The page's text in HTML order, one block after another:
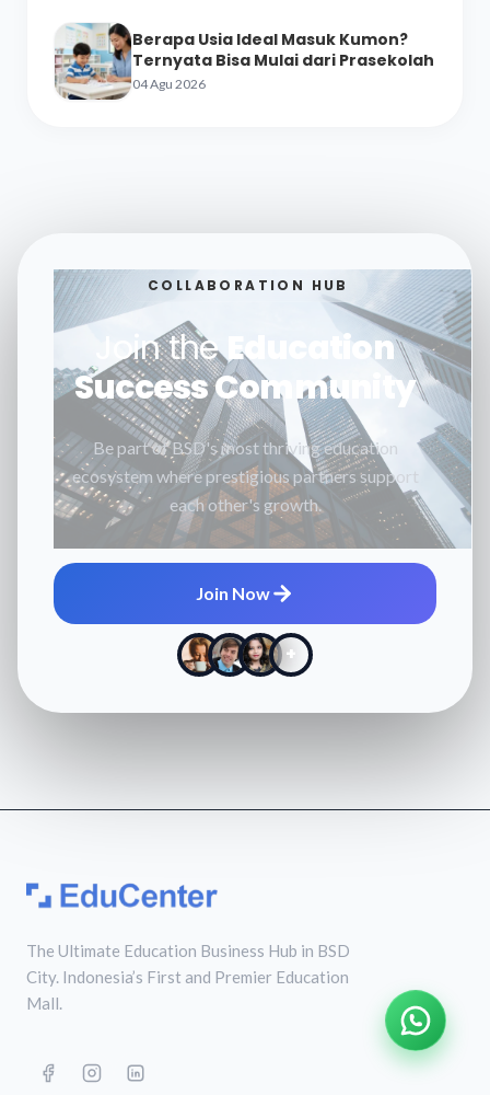
Berapa Usia Ideal Masuk Kumon?
Ternyata Bisa Mulai dari Prasekolah
04 Agu 2026
COLLABORATION HUB
Join theEducation
Success Community
Be part of BSD's most thriving education
ecosystem where prestigious partners support
each other's growth.
Join Now
+
The Ultimate Education Business Hub in BSD
City. Indonesia’s First and Premier Education
Mall.